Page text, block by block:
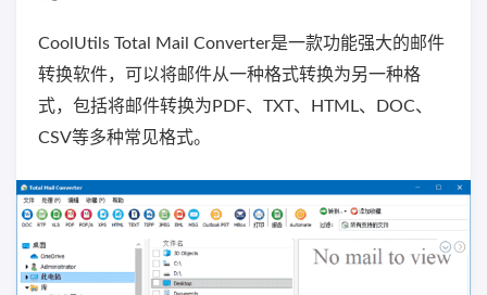
CoolUtils Total Mail Converter是一款功能强大的邮件
转换软件，可以将邮件从一种格式转换为另一种格
式，包括将邮件转换为PDF、TXT、HTML、DOC、
CSV等多种常见格式。